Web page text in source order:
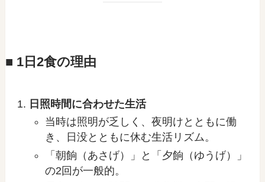
■ 1日2食の理由
日照時間に合わせた生活
当時は照明が乏しく、夜明けとともに働
き、日没とともに休む生活リズム。
「朝餉（あさげ）」と「夕餉（ゆうげ）」
の2回が一般的。